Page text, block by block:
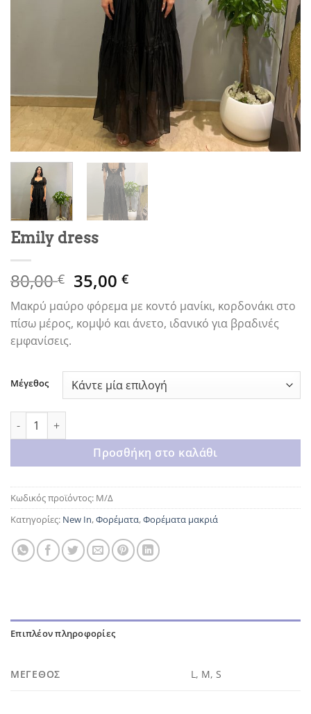
Emily dress
80,00€ Original
price
was:
80,00 €.
35,00€Η
τρέχουσα
τιμή
είναι:
Μακρύ μαύρο φόρεμα με κοντό μανίκι, κορδονάκι στο
πίσω μέρος, κομψό και άνετο, ιδανικό για βραδινές
εμφανίσεις.
Μέγεθος
Emily dress ποσότητα
Προσθήκη στο καλάθι
Κωδικός προϊόντος: Μ/Δ
Κατηγορίες: New In,Φορέματα,Φορέματα μακριά
Επιπλέον πληροφορίες
ΜΈΓΕΘΟΣ L, M, S